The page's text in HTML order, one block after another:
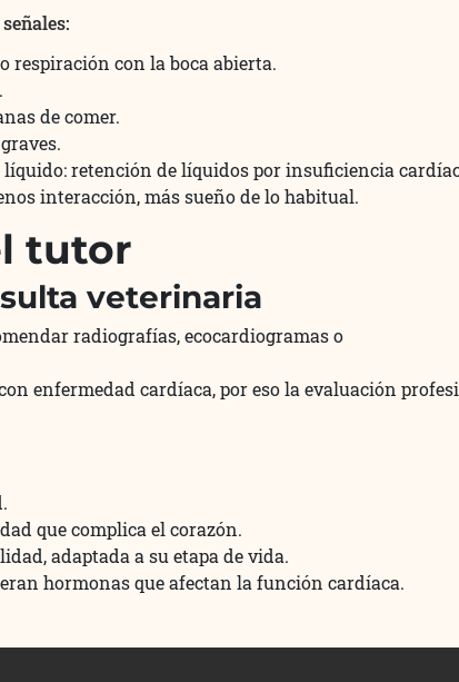
respiración con la boca abierta.
de comer.
retención de líquidos por insuficiencia
interacción, más sueño de lo habitual.
tutor
veterinaria
radiografías, ecocardiogramas o
enfermedad cardíaca, por eso la evaluación
que complica el corazón.
adaptada a su etapa de vida.
hormonas que afectan la función cardíaca.